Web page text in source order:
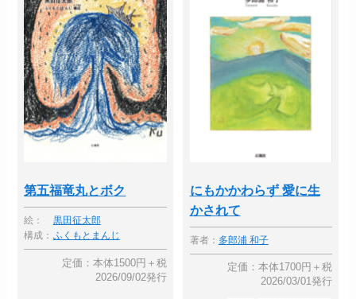
第五福竜丸とボク
絵：
黒田征太郎
構成： ふくもとまんじ
定価：本体1500円＋税
2026/09/02発行
にもかかわらず 愛に生
かされて
著者： 多郎浦 和子
定価：本体1700円＋税
2026/03/01発行